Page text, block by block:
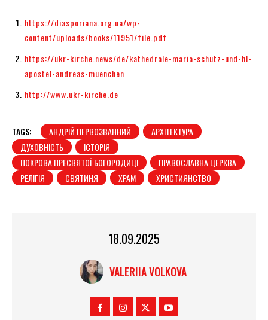
https://diasporiana.org.ua/wp-
content/uploads/books/11951/file.pdf
https://ukr-kirche.news/de/kathedrale-maria-schutz-und-hl-
apostel-andreas-muenchen
http://www.ukr-kirche.de
TAGS: АНДРІЙ ПЕРВОЗВАННИЙ
АРХІТЕКТУРА
ДУХОВНІСТЬ
ІСТОРІЯ
ПОКРОВА ПРЕСВЯТОЇ БОГОРОДИЦІ
ПРАВОСЛАВНА ЦЕРКВА
РЕЛІГІЯ
СВЯТИНЯ ХРАМ ХРИСТИЯНСТВО
18.09.2025
VALERIIA VOLKOVA